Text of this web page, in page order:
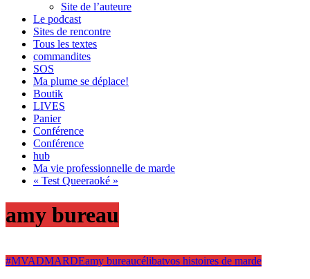
Site de l’auteure
Le podcast
Sites de rencontre
Tous les textes
commandites
SOS
Ma plume se déplace!
Boutik
LIVES
Panier
Conférence
Conférence
hub
Ma vie professionnelle de marde
« Test Queeraoké »
amy bureau
#MVADMARDEamy bureaucélibatvos histoires de marde